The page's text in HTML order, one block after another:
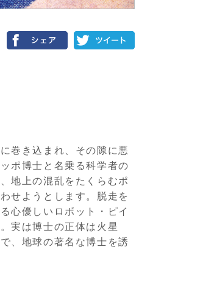
巻き込まれ、その隙に悪
ポ博士と名乗る科学者の
地上の混乱をたくらむポ
せようとします。脱走を
心優しいロボット・ピイ
実は博士の正体は火星
、地球の著名な博士を誘